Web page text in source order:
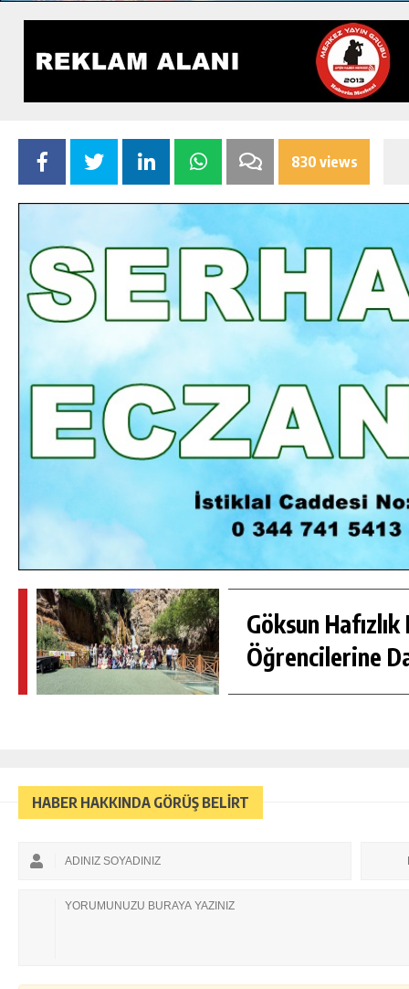
830 views
Göksun Hafızlık
Öğrencilerine
HABER HAKKINDA GÖRÜŞ BELİRT
GÜNLÜK HABER AKIŞI
GÖKSUN HAFIZLIK KIZ KUR’AN KURSU
ÖĞRENCILERINE DARENDE GEZISI.